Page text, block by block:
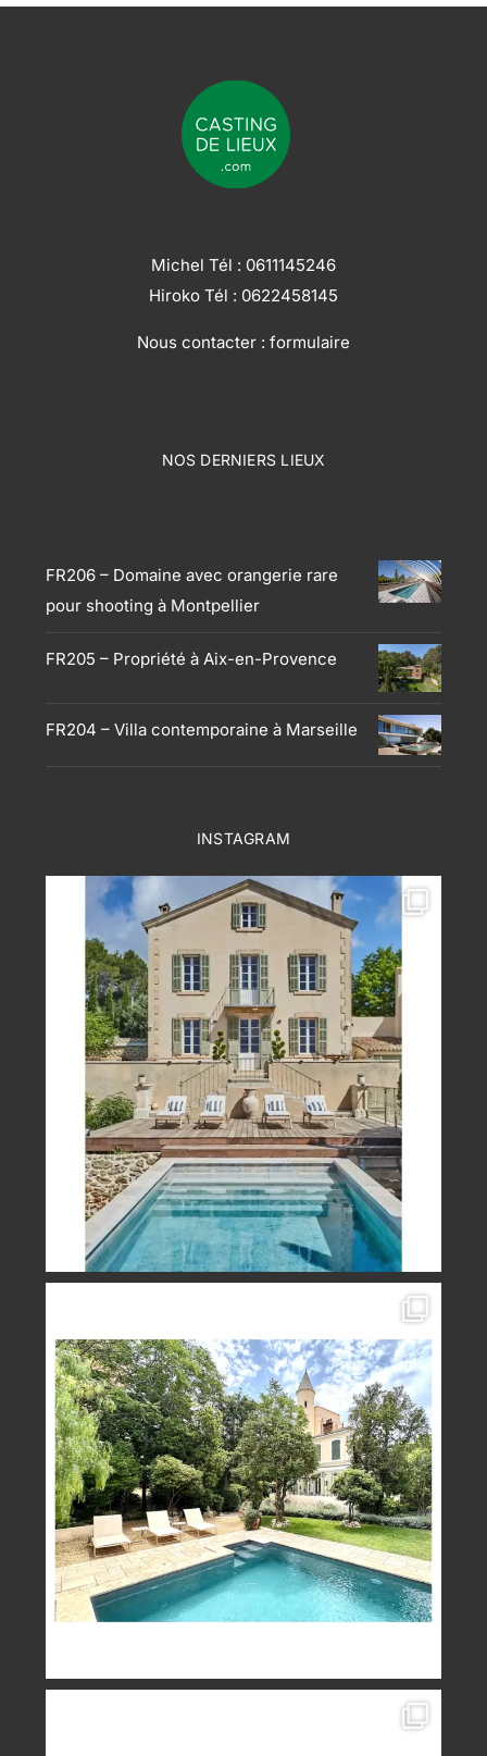
Michel Tél : 0611145246
Hiroko Tél : 0622458145
Nous contacter : formulaire
NOS DERNIERS LIEUX
FR206 – Domaine avec orangerie rare
pour shooting à Montpellier
FR205 – Propriété à Aix-en-Provence
FR204 – Villa contemporaine à Marseille
INSTAGRAM